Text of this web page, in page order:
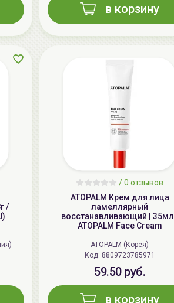
в корзину
/
/0 отзывов
ATOPALM Крем для лица
ламеллярный
восстанавливающий | 35мл |
ATOPALM Face Cream
ATOPALM (Корея)
Код: 8809723785971
59.50 руб.
в корзину